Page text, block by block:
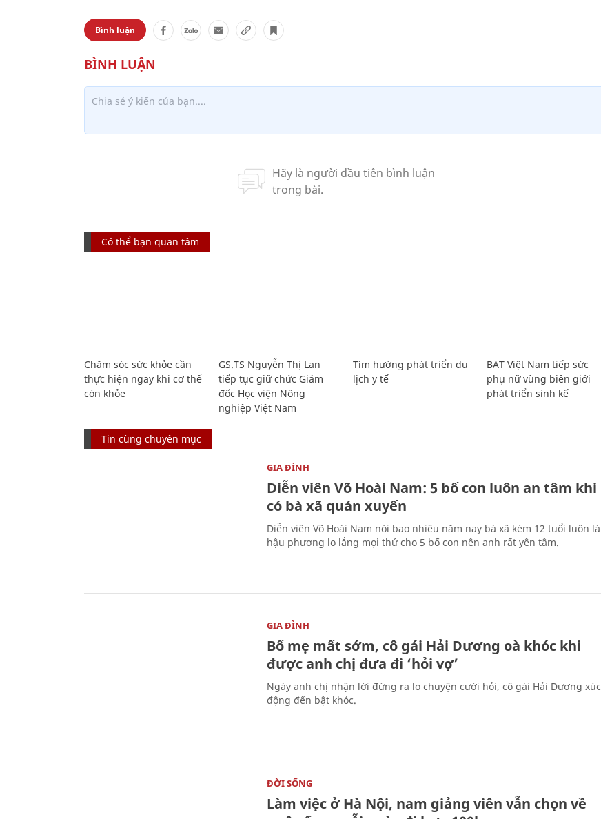
Bình luận
Có thể bạn quan tâm
Chăm sóc sức khỏe cần
thực hiện ngay khi cơ thể
còn khỏe
GS.TS Nguyễn Thị Lan
tiếp tục giữ chức Giám
đốc Học viện Nông
nghiệp Việt Nam
Tìm hướng phát triển du
lịch y tế
BAT Việt Nam tiếp sức
phụ nữ vùng biên giới
phát triển sinh kế
Tin cùng chuyên mục
GIA ĐÌNH
Diễn viên Võ Hoài Nam: 5 bố con luôn an tâm khi
có bà xã quán xuyến
Diễn viên Võ Hoài Nam nói bao nhiêu năm nay bà xã kém 12 tuổi luôn là
hậu phương lo lắng mọi thứ cho 5 bố con nên anh rất yên tâm.
GIA ĐÌNH
Bố mẹ mất sớm, cô gái Hải Dương oà khóc khi
được anh chị đưa đi ‘hỏi vợ’
Ngày anh chị nhận lời đứng ra lo chuyện cưới hỏi, cô gái Hải Dương xúc
động đến bật khóc.
ĐỜI SỐNG
Làm việc ở Hà Nội, nam giảng viên vẫn chọn về